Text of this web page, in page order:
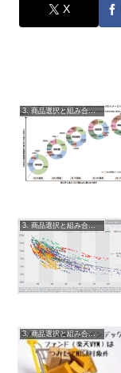
X
3. 商品選択と組み合わせ
3. 商品選択と組み合わせ
3. 商品選択と組み合わせ